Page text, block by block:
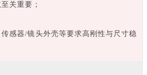
关重要；
感器/镜头外壳等要求高刚性与尺寸稳